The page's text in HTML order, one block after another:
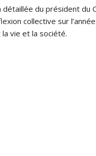
détaillée du président
collective sur
vie et la société.